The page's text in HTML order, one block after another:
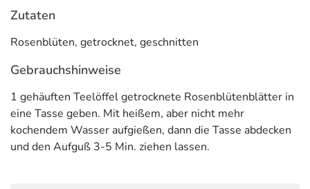
Zutaten
Rosenblüten, getrocknet, geschnitten
Gebrauchshinweise
1 gehäuften Teelöffel getrocknete Rosenblütenblätter in
eine Tasse geben. Mit heißem, aber nicht mehr
kochendem Wasser aufgießen, dann die Tasse abdecken
und den Aufguß 3-5 Min. ziehen lassen.